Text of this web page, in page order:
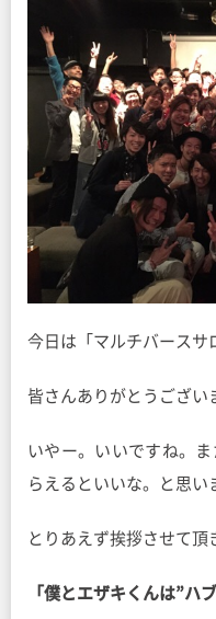
今日は「マルチバースサ
皆さんありがとうござい
いやー。いいですね。
らえるといいな。と思い
とりあえず挨拶させて
「僕とエザキくんは”ハ